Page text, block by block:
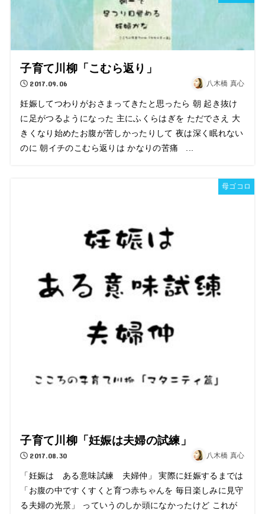
子育て川柳「こむら返り」
2017.09.06 八木橋 真心
妊娠してつわりがおさまってきたと思ったら 朝 起き抜け
に足がつるようになった 主にふくらはぎを ただでさえ 大
きくなり始めたお腹が苦しかったりして 夜は深く眠れない
のに 朝イチのこむら返りは かなりの苦痛 ...
母ゴコロ
子育て川柳「妊娠は夫婦の試練」
2017.08.30 八木橋 真心
「妊娠は ある意味試練 夫婦仲」 実際に妊娠するまでは
「お腹の中ですくすくと育つ赤ちゃんを 毎日楽しみに見守
る夫婦の光景」 っていうのしか頭になかったけど これが